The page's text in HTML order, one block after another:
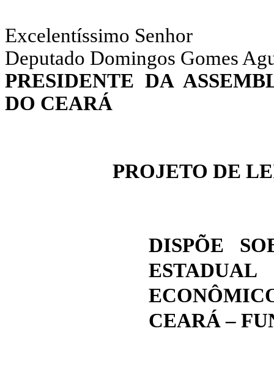
Excelentíssimo Senhor
Deputado Domingos Gomes
PRESIDENTE DA
DO CEARÁ
PROJETO DE
DISPÕE
CEARÁ –